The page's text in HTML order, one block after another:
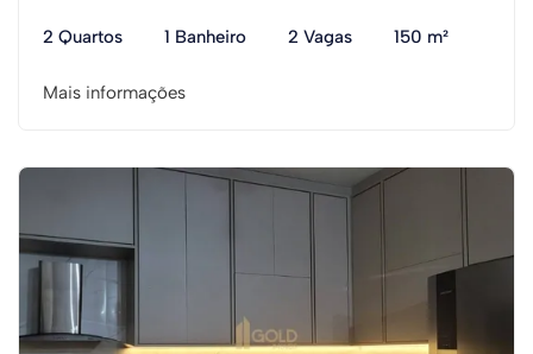
2 Quartos 1 Banheiro 2 Vagas 150 m²
Mais informações